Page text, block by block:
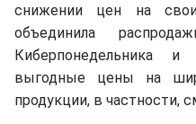
снижении цен на
объединила
Киберпонедельника и
выгодные цены на
продукции, в частности,